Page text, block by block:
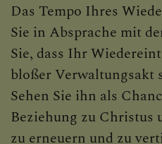
Das Tempo Ihres
Sie in Absprache mit
Sie, dass Ihr
bloßer Verwaltungsakt
Sehen Sie ihn als
Beziehung zu Christus
zu erneuern und zu